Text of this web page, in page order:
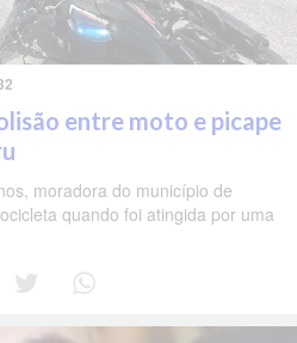
entre moto e picape
moradora do município de
quando foi atingida por uma